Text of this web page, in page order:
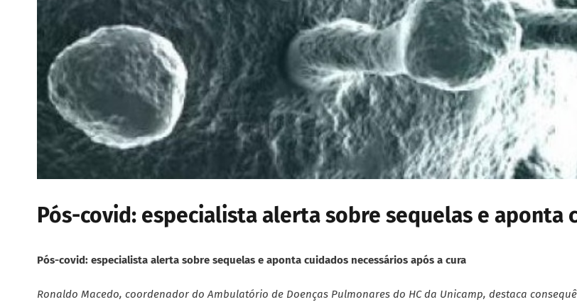
Pós-covid: especialista alerta sobre sequelas e aponta
Pós-covid: especialista alerta sobre sequelas e aponta cuidados necessários após a cura
Ronaldo Macedo, coordenador do Ambulatório de Doenças Pulmonares do HC da Unicamp, destaca